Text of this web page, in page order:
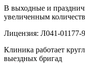
В выходные и
увеличенным
Лицензия: Л041-01177-
Клиника работает
выездных бригад